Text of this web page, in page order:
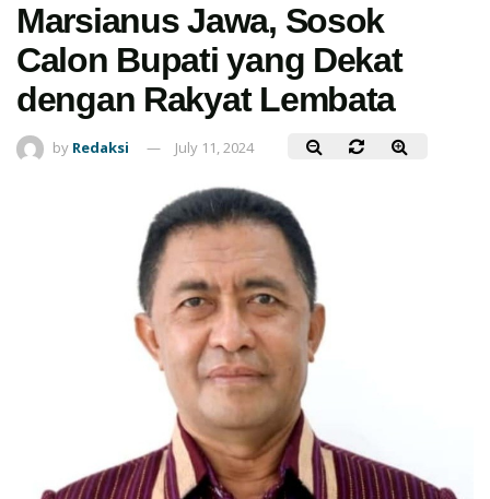
Marsianus Jawa, Sosok
Calon Bupati yang Dekat
dengan Rakyat Lembata
by Redaksi July 11, 2024